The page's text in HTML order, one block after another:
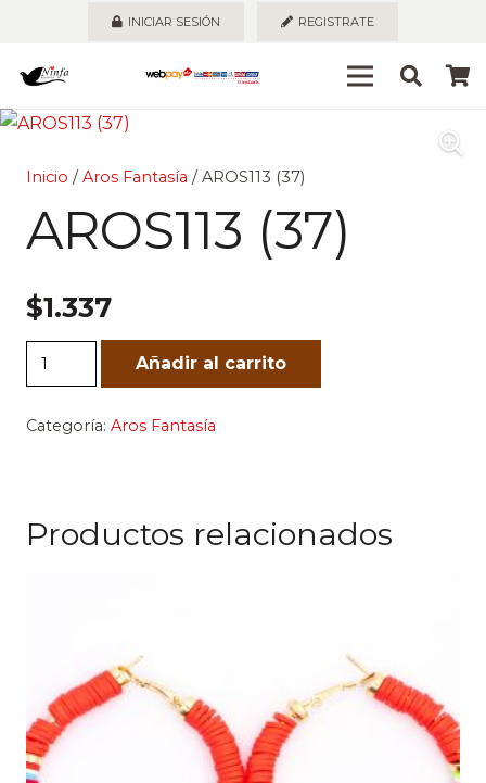
INICIAR SESIÓN REGISTRATE
Inicio /Aros Fantasía / AROS113 (37)
AROS113 (37)
$1.337
AROS113
(37)
cantidad
Añadir al carrito
Categoría: Aros Fantasía
Productos relacionados